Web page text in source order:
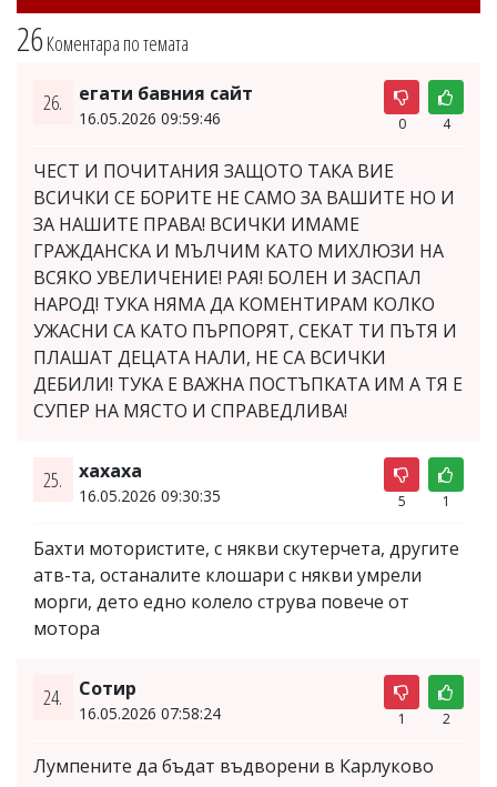
26Коментара по темата
26. егати бавния сайт
16.05.2026 09:59:46 0 4
ЧЕСТ И ПОЧИТАНИЯ ЗАЩОТО ТАКА ВИЕ
ВСИЧКИ СЕ БОРИТЕ НЕ САМО ЗА ВАШИТЕ НО И
ЗА НАШИТЕ ПРАВА! ВСИЧКИ ИМАМЕ
ГРАЖДАНСКА И МЪЛЧИМ КАТО МИХЛЮЗИ НА
ВСЯКО УВЕЛИЧЕНИЕ! РАЯ! БОЛЕН И ЗАСПАЛ
НАРОД! ТУКА НЯМА ДА КОМЕНТИРАМ КОЛКО
УЖАСНИ СА КАТО ПЪРПОРЯТ, СЕКАТ ТИ ПЪТЯ И
ПЛАШАТ ДЕЦАТА НАЛИ, НЕ СА ВСИЧКИ
ДЕБИЛИ! ТУКА Е ВАЖНА ПОСТЪПКАТА ИМ А ТЯ Е
СУПЕР НА МЯСТО И СПРАВЕДЛИВА!
25. хахаха
16.05.2026 09:30:35 5 1
Бахти мотористите, с някви скутерчета, другите
атв-та, останалите клошари с някви умрели
морги, дето едно колело струва повече от
мотора
24. Сотир
16.05.2026 07:58:24 1 2
Лумпените да бъдат въдворени в Карлуково